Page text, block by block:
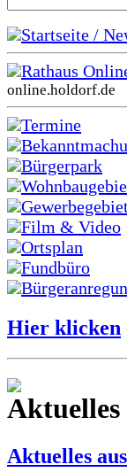
Startseite /
Rathaus
online.holdorf.de
Termine
Bürgerpark
Film & Video
Ortsplan
Fundbüro
Hier klicken
Aktuelles
Aktuelles